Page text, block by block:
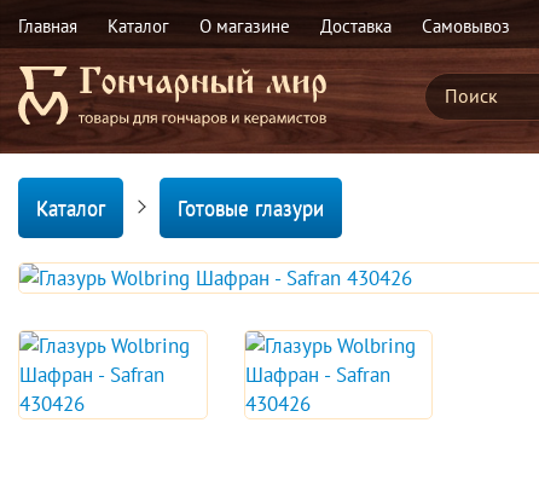
Главная Каталог О магазине Доставка Самовывоз
Каталог Готовые глазури